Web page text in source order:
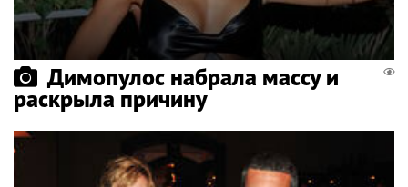
Димопулос набрала массу и
раскрыла причину